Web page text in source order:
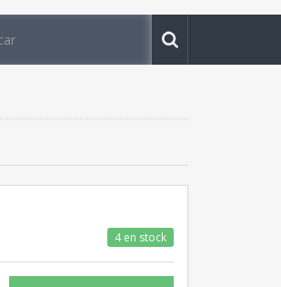
4 en stock